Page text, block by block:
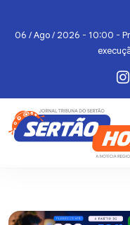
06 / Ago / 2026 - 10:00 -